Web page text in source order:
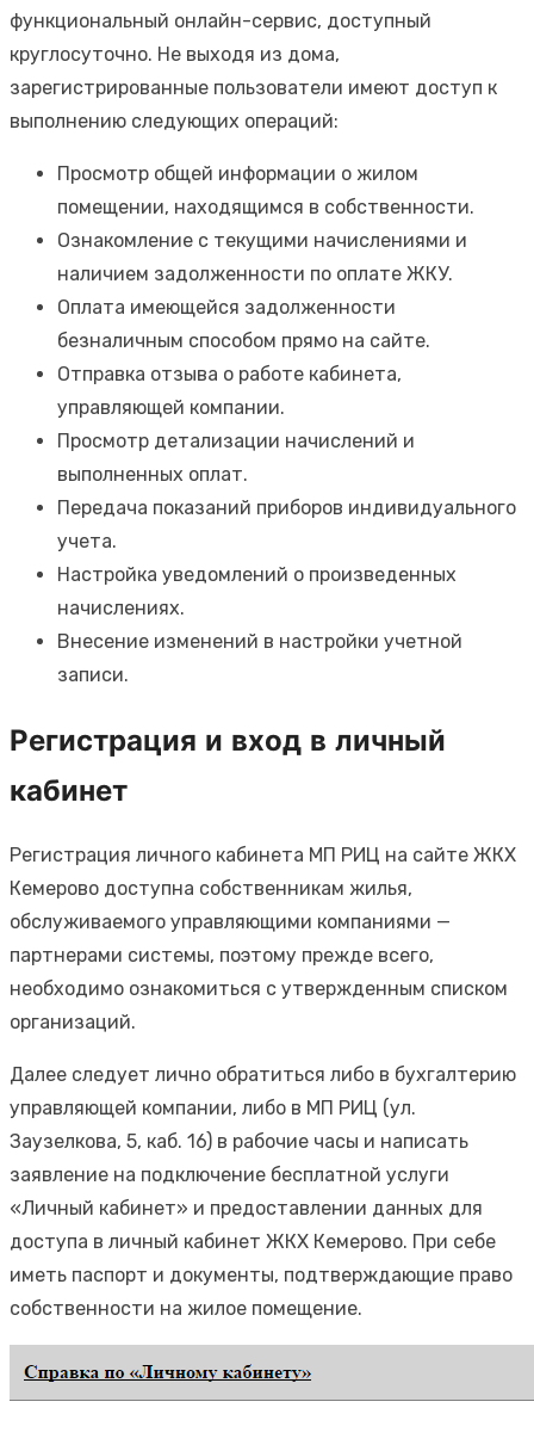
функциональный онлайн-сервис, доступный
круглосуточно. Не выходя из дома,
зарегистрированные пользователи имеют доступ к
выполнению следующих операций:
Просмотр общей информации о жилом
помещении, находящимся в собственности.
Ознакомление с текущими начислениями и
наличием задолженности по оплате ЖКУ.
Оплата имеющейся задолженности
безналичным способом прямо на сайте.
Отправка отзыва о работе кабинета,
управляющей компании.
Просмотр детализации начислений и
выполненных оплат.
Передача показаний приборов индивидуального
учета.
Настройка уведомлений о произведенных
начислениях.
Внесение изменений в настройки учетной
записи.
Регистрация и вход в личный
кабинет
Регистрация личного кабинета МП РИЦ на сайте ЖКХ
Кемерово доступна собственникам жилья,
обслуживаемого управляющими компаниями —
партнерами системы, поэтому прежде всего,
необходимо ознакомиться с утвержденным списком
организаций.
Далее следует лично обратиться либо в бухгалтерию
управляющей компании, либо в МП РИЦ (ул.
Заузелкова, 5, каб. 16) в рабочие часы и написать
заявление на подключение бесплатной услуги
«Личный кабинет» и предоставлении данных для
доступа в личный кабинет ЖКХ Кемерово. При себе
иметь паспорт и документы, подтверждающие право
собственности на жилое помещение.